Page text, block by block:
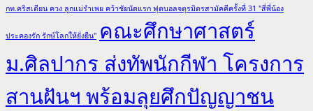
กท.คริสเตียน ควง ลูกแม่รำเพย คว้าชัยนัดแรก ฟุตบอลจตุรมิตรสามัคคีครั้งที่ 31 "สี่พี่น้อง
ประคองรัก รักษ์โลกให้ยั่งยืน" คณะศึกษาศาสตร์
ม.ศิลปากร ส่งทัพนักกีฬา โครงการ
สานฝันฯ พร้อมลุยศึกปัญญาชน